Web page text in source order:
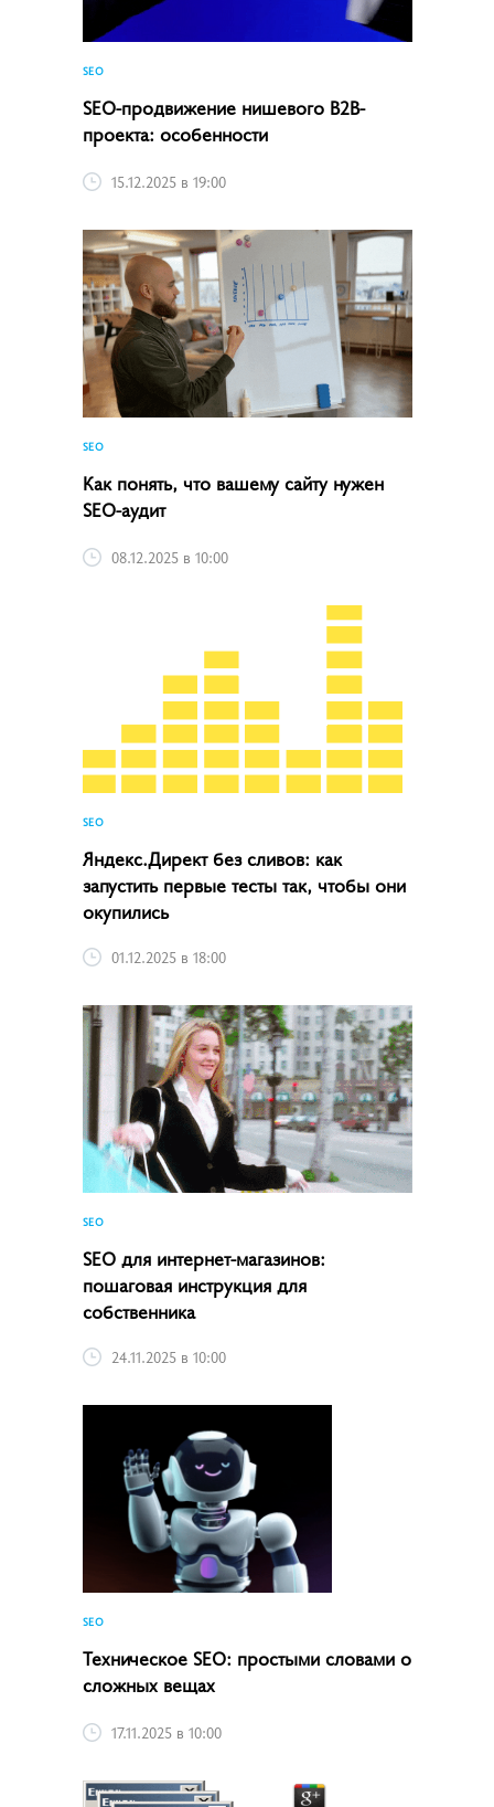
SEO
SEO-продвижение нишевого B2B-
проекта: особенности
15.12.2025 в 19:00
SEO
Как понять, что вашему сайту нужен
SEO-аудит
08.12.2025 в 10:00
SEO
Яндекс.Директ без сливов: как
запустить первые тесты так, чтобы они
окупились
01.12.2025 в 18:00
SEO
SEO для интернет-магазинов:
пошаговая инструкция для
собственника
24.11.2025 в 10:00
SEO
Техническое SEO: простыми словами о
сложных вещах
17.11.2025 в 10:00